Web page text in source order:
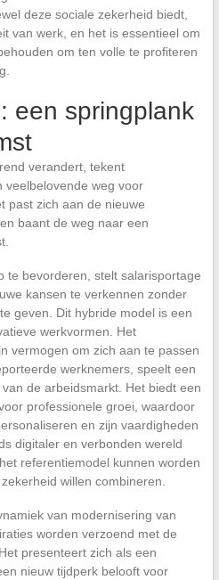
deze sociale zekerheid biedt,
van werk, en het is essentieel om
om ten volle te profiteren
een springplank
verandert, tekent
veelbelovende weg voor
past zich aan de nieuwe
baant de weg naar een
te bevorderen, stelt salarisportage
kansen te verkennen zonder
geven. Dit hybride model is een
werkvormen. Het
vermogen om zich aan te passen
werknemers, speelt een
de arbeidsmarkt. Het biedt een
professionele groei, waardoor
en zijn vaardigheden
digitaler en verbonden wereld
referentiemodel kunnen worden
willen combineren.
van modernisering van
worden verzoend met de
presenteert zich als een
nieuw tijdperk belooft voor